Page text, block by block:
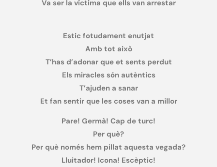
Va ser la víctima que ells van arrestar
Estic fotudament enutjat
Amb tot això
T’has d’adonar que et sents perdut
Els miracles són autèntics
T’ajuden a sanar
Et fan sentir que les coses van a millor
Pare! Germà! Cap de turc!
Per què?
Per què només hem pillat aquesta vegada?
Lluitador! Icona! Escèptic!